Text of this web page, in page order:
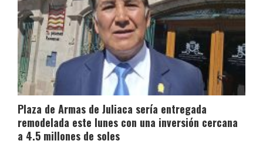
Plaza de Armas de Juliaca sería entregada
remodelada este lunes con una inversión cercana
a 4.5 millones de soles